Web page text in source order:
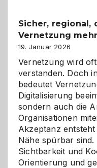
ein
Alaaf!
Sicher, regional,
Vernetzung
19. Januar 2026
Vernetzung wird
verstanden. Doch
bedeutet
Digitalisierung
sondern auch die
Organisationen
Akzeptanz
Nähe spürbar
Sichtbarkeit und
Orientierung und